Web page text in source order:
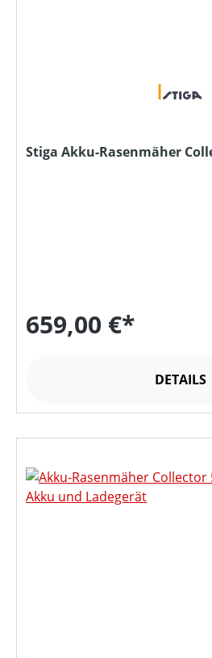
Stiga Akku-Rasenmäher
659,00 €*
DETAILS